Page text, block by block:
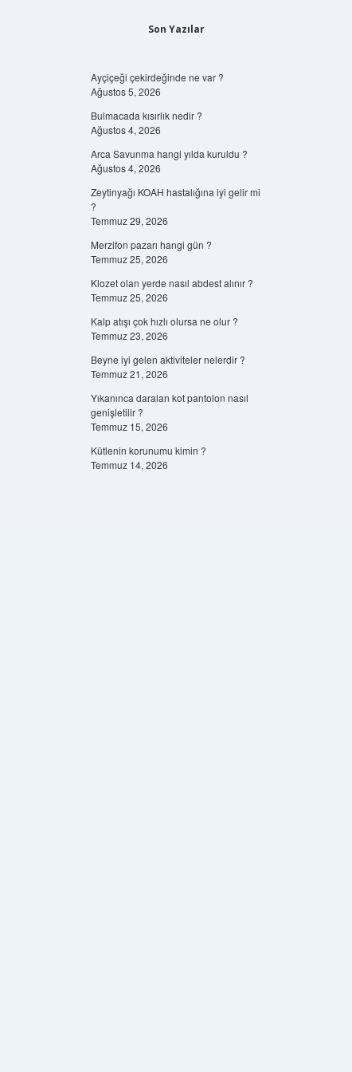
Son Yazılar
Ayçiçeği çekirdeğinde ne var ?
Ağustos 5, 2026
Bulmacada kısırlık nedir ?
Ağustos 4, 2026
Arca Savunma hangi yılda kuruldu ?
Ağustos 4, 2026
Zeytinyağı KOAH hastalığına iyi gelir mi
?
Temmuz 29, 2026
Merzifon pazarı hangi gün ?
Temmuz 25, 2026
Klozet olan yerde nasıl abdest alınır ?
Temmuz 25, 2026
Kalp atışı çok hızlı olursa ne olur ?
Temmuz 23, 2026
Beyne iyi gelen aktiviteler nelerdir ?
Temmuz 21, 2026
Yıkanınca daralan kot pantolon nasıl
genişletilir ?
Temmuz 15, 2026
Kütlenin korunumu kimin ?
Temmuz 14, 2026